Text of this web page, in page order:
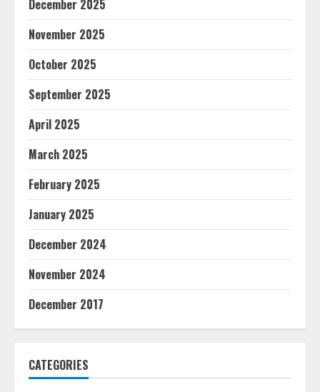
December 2025
November 2025
October 2025
September 2025
April 2025
March 2025
February 2025
January 2025
December 2024
November 2024
December 2017
CATEGORIES